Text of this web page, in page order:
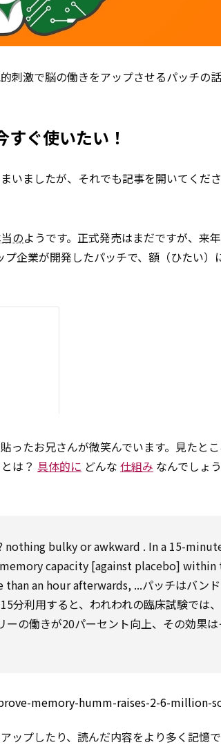
刺激で脳の働きをアップさせるパッチの
ぐ使いたい！
いましたが、それでも記事を開いてくだ
のようです。正式発売はまだですが、来
企業が開発したパッチで、額（ひたい）
ったお兄さんが微笑んでいます。見たと
は？ 具体的に どんな 仕組み なんでしょ
nothing bulky orawkward . In a 15-
capacity [against placebo] within
thanan hour afterwards, ...パッチはバン
分利用すると、われわれの臨床試験では
の働きが20パーセント向上、その効果
memory-humm-raises-2-6-million-
ップしたり、読んだ内容をより多く記憶